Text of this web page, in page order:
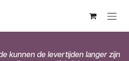
kunnen de levertijden langer zijn